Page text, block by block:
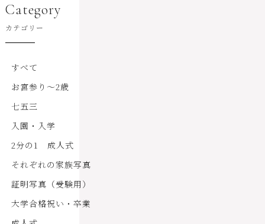
Category
カテゴリー
すべて
お宮参り～2歳
七五三
入園・入学
2分の1 成人式
それぞれの家族写真
証明写真（受験用）
大学合格祝い・卒業